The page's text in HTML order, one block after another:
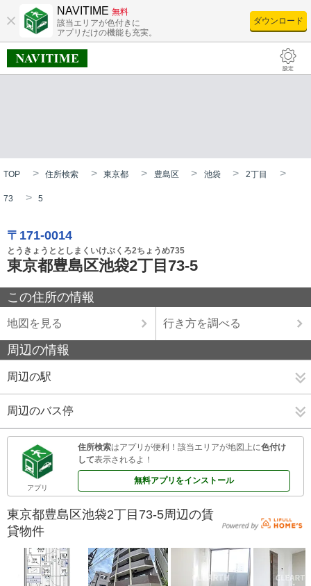
NAVITIME 無料
該当エリアが色付きに
アプリだけの機能も充実。
ダウンロード
TOP 住所検索 東京都 豊島区 池袋 2丁目
73 5
〒171-0014
とうきょうととしまくいけぶくろ2ちょうめ735
東京都豊島区池袋2丁目73-5
この住所の情報
地図を見る 行き方を調べる
周辺の情報
周辺の駅
周辺のバス停
アプリ
住所検索はアプリが便利！該当エリアが地図上に色付け
して表示されるよ！
無料アプリをインストール
東京都豊島区池袋2丁目73-5周辺の賃
貸物件